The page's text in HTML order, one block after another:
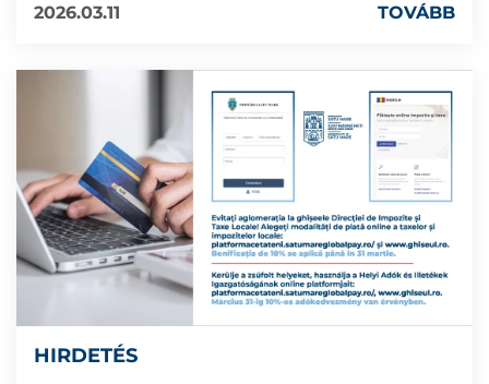
2026.03.11
TOVÁBB
HIRDETÉS